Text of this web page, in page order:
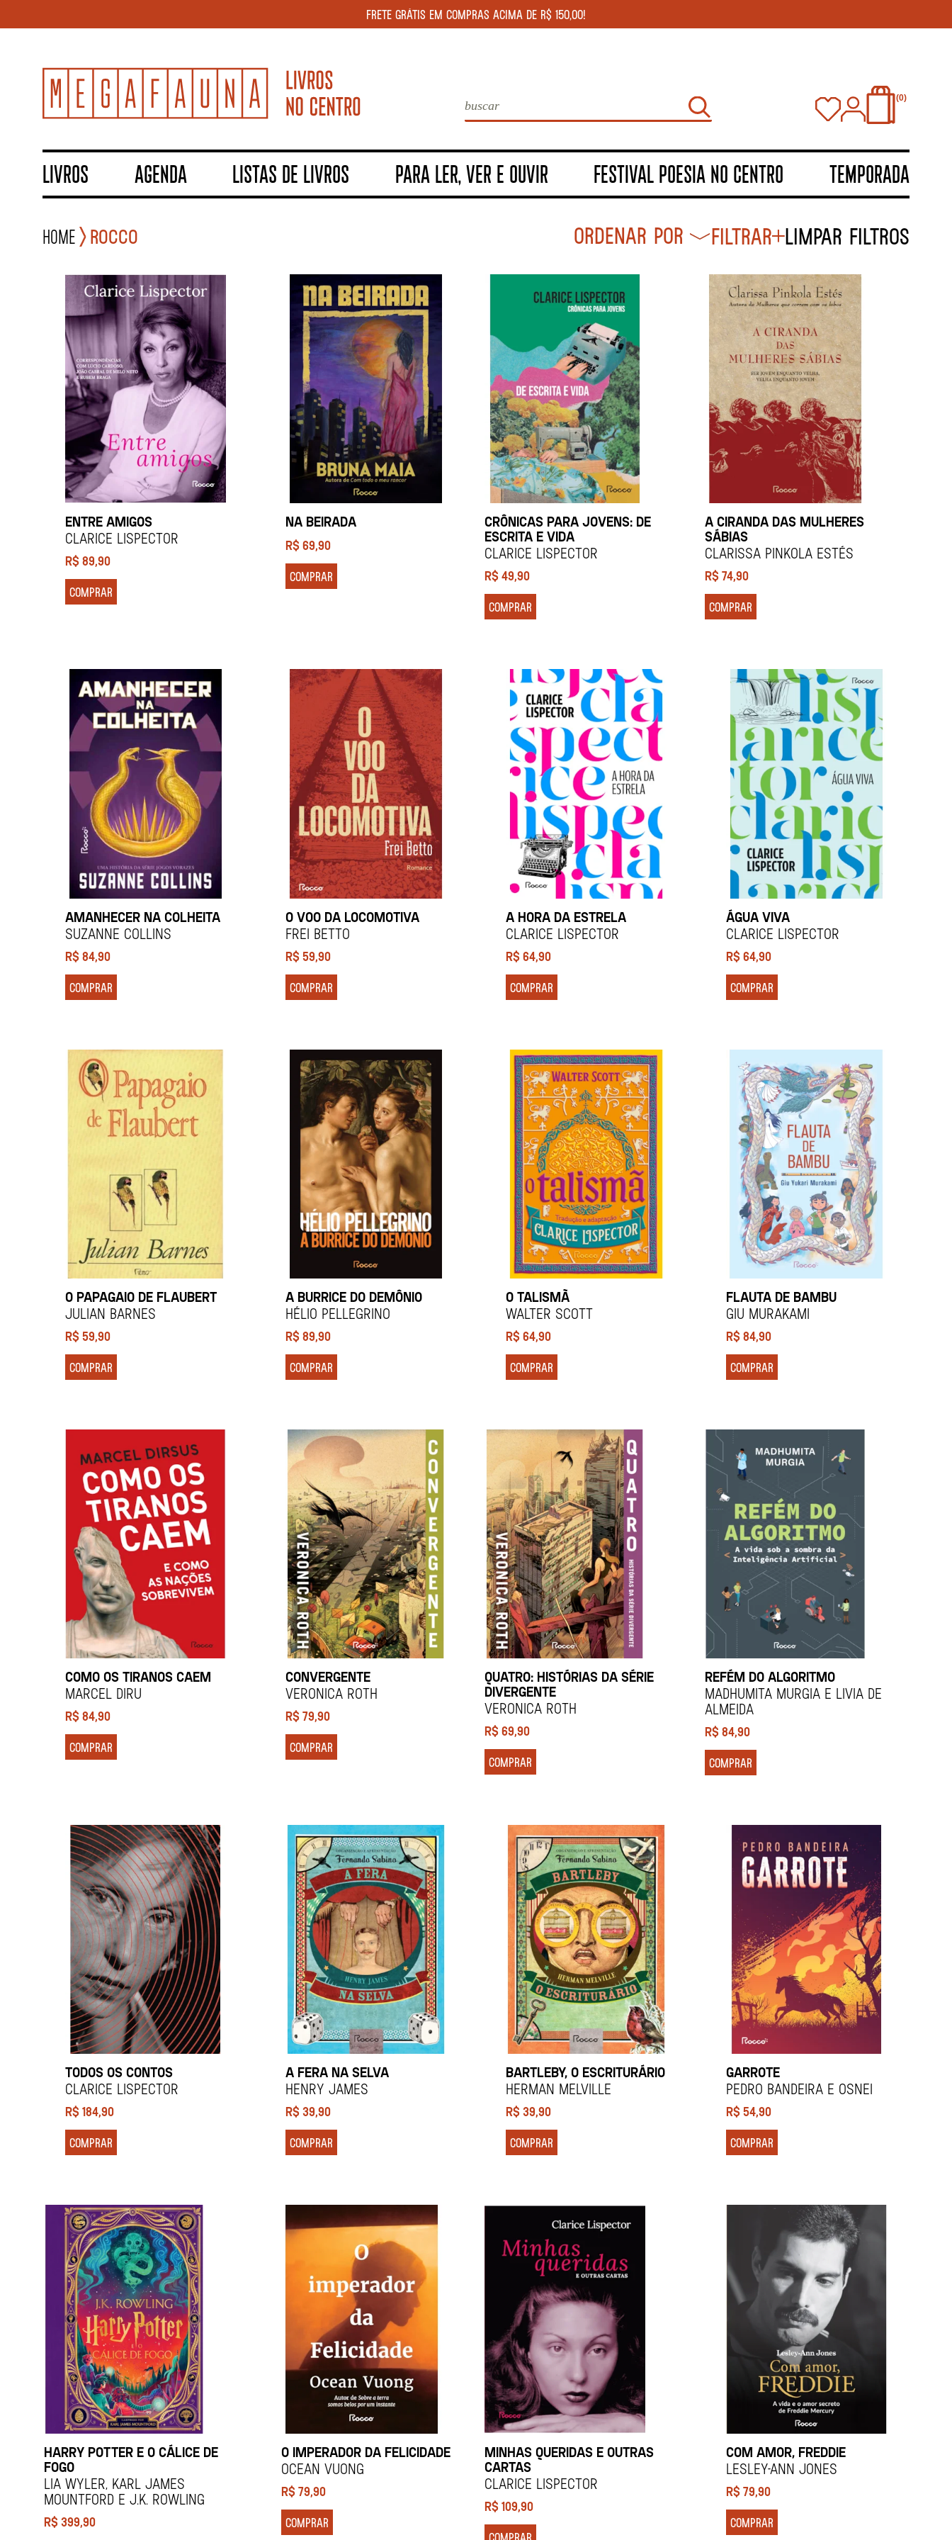
FRETE GRÁTIS EM COMPRAS ACIMA DE R$ 150,00!
0
LIVROS AGENDA LISTAS DE LIVROS PARA LER, VER E OUVIR FESTIVAL POESIA NO CENTRO TEMPORADA
Home Rocco Filtrar Limpar filtros
ENTRE AMIGOS
Clarice Lispector
R$89,90
COMPRAR
NA BEIRADA
R$69,90
COMPRAR
CRÔNICAS PARA JOVENS: DE
ESCRITA E VIDA
Clarice Lispector
R$ 49,90
COMPRAR
A CIRANDA DAS MULHERES
SÁBIAS
Clarissa Pinkola Estés
R$ 74,90
COMPRAR
AMANHECER NA COLHEITA
Suzanne Collins
R$84,90
COMPRAR
O VOO DA LOCOMOTIVA
Frei Betto
R$59,90
COMPRAR
A HORA DA ESTRELA
Clarice Lispector
R$64,90
COMPRAR
ÁGUA VIVA
Clarice Lispector
R$64,90
COMPRAR
O PAPAGAIO DE FLAUBERT
Julian Barnes
R$59,90
COMPRAR
A BURRICE DO DEMÔNIO
Hélio Pellegrino
R$89,90
COMPRAR
O TALISMÃ
WALTER SCOTT
R$64,90
COMPRAR
FLAUTA DE BAMBU
Giu Murakami
R$84,90
COMPRAR
COMO OS TIRANOS CAEM
Marcel Diru
R$84,90
COMPRAR
CONVERGENTE
Veronica Roth
R$79,90
COMPRAR
QUATRO: HISTÓRIAS DA SÉRIE
DIVERGENTE
Veronica Roth
R$ 69,90
COMPRAR
REFÉM DO ALGORITMO
Madhumita Murgia e Livia de
Almeida
R$ 84,90
COMPRAR
TODOS OS CONTOS
Clarice Lispector
R$184,90
COMPRAR
A FERA NA SELVA
Henry James
R$39,90
COMPRAR
BARTLEBY, O ESCRITURÁRIO
Herman Melville
R$39,90
COMPRAR
GARROTE
Pedro Bandeira e Osnei
R$54,90
COMPRAR
HARRY POTTER E O CÁLICE DE
FOGO
Lia Wyler, Karl James
Mountford e J.K. Rowling
R$ 399,90
O IMPERADOR DA FELICIDADE
Ocean Vuong
R$79,90
COMPRAR
MINHAS QUERIDAS E OUTRAS
CARTAS
Clarice Lispector
R$ 109,90
COM AMOR, FREDDIE
LESLEY-ANN JONES
R$79,90
COMPRAR